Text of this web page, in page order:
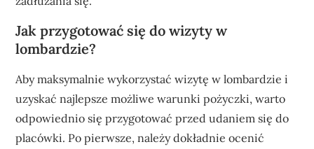
Jak przygotować się do wizyty w
lombardzie?
Aby maksymalnie wykorzystać wizytę w lombardzie i
uzyskać najlepsze możliwe warunki pożyczki, warto
odpowiednio się przygotować przed udaniem się do
placówki. Po pierwsze, należy dokładnie ocenić